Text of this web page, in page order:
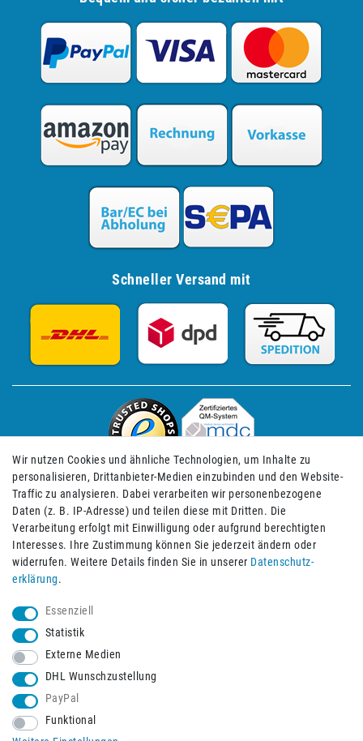
Schneller Versand mit
Impressum Daten­schutz­erklärung AGB
Wir nutzen Cookies und ähnliche Technologien, um Inhalte zu
personalisieren, Drittanbieter-Medien einzubinden und den Website-
Traffic zu analysieren. Dabei verarbeiten wir personenbezogene
Daten (z. B. IP-Adresse) und teilen diese mit Dritten. Die
Verarbeitung erfolgt mit Einwilligung oder aufgrund berechtigten
Interesses. Ihre Zustimmung können Sie jederzeit ändern oder
widerrufen. Weitere Details finden Sie in unserer Daten­schutz­
erklärung.
Essenziell
Statistik
Externe Medien
DHL Wunschzustellung
PayPal
Funktional